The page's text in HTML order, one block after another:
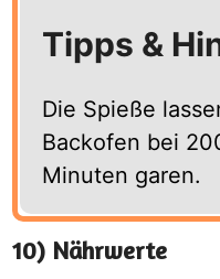
Tipps &
Die Spieße
Backofen bei
Minuten garen.
10) Nährwerte